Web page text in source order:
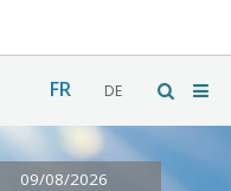
FR DE
09/08/2026